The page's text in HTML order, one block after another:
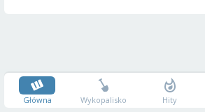
Główna Wykopalisko Hity